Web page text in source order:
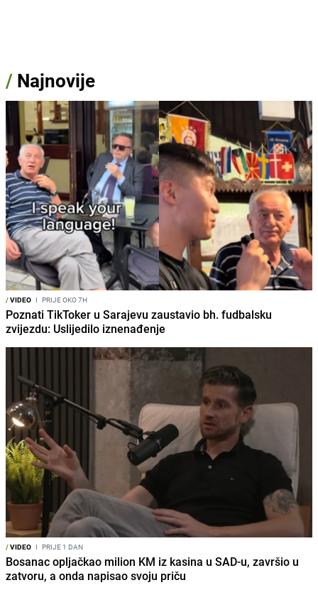
/ Najnovije
/VIDEO I PRIJE OKO 7H
Poznati TikToker u Sarajevu zaustavio bh. fudbalsku
zvijezdu: Uslijedilo iznenađenje
/VIDEO I PRIJE 1 DAN
Bosanac opljačkao milion KM iz kasina u SAD-u, završio u
zatvoru, a onda napisao svoju priču